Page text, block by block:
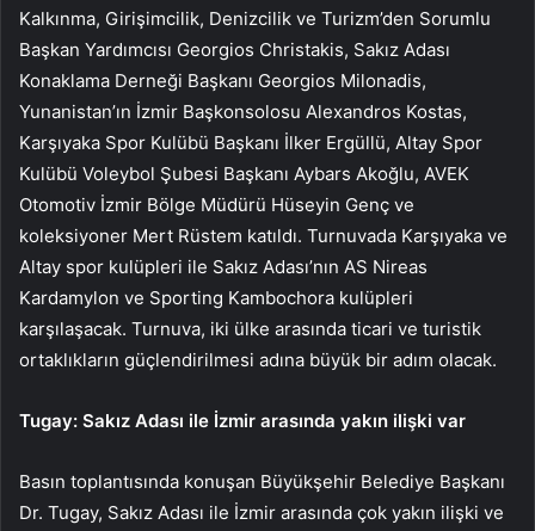
Kalkınma, Girişimcilik, Denizcilik ve Turizm’den Sorumlu
Başkan Yardımcısı Georgios Christakis, Sakız Adası
Konaklama Derneği Başkanı Georgios Milonadis,
Yunanistan’ın İzmir Başkonsolosu Alexandros Kostas,
Karşıyaka Spor Kulübü Başkanı İlker Ergüllü, Altay Spor
Kulübü Voleybol Şubesi Başkanı Aybars Akoğlu, AVEK
Otomotiv İzmir Bölge Müdürü Hüseyin Genç ve
koleksiyoner Mert Rüstem katıldı. Turnuvada Karşıyaka ve
Altay spor kulüpleri ile Sakız Adası’nın AS Nireas
Kardamylon ve Sporting Kambochora kulüpleri
karşılaşacak. Turnuva, iki ülke arasında ticari ve turistik
ortaklıkların güçlendirilmesi adına büyük bir adım olacak.
Tugay: Sakız Adası ile İzmir arasında yakın ilişki var
Basın toplantısında konuşan Büyükşehir Belediye Başkanı
Dr. Tugay, Sakız Adası ile İzmir arasında çok yakın ilişki ve